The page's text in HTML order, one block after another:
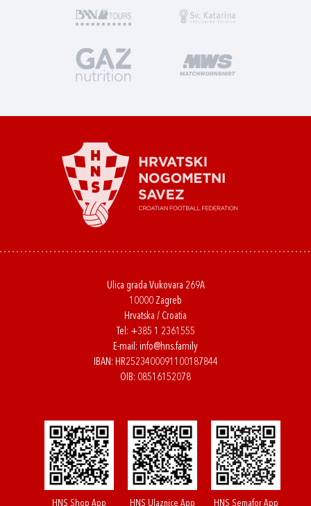
Ulica grada Vukovara 269A
10000 Zagreb
Hrvatska / Croatia
Tel: +385 1 2361555
E-mail: info@hns.family
IBAN: HR2523400091100187844
OIB: 08516152078
HNS Shop App HNS Ulaznice App HNS Semafor App